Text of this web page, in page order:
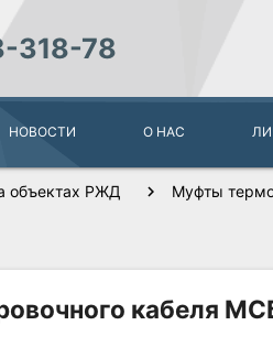
318-78
НОВОСТИ О НАС
объектах РЖД Муфты
кабеля